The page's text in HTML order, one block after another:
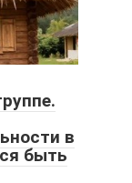
в
быть